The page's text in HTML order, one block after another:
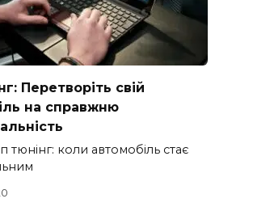
Перетворіть свій
на справжню
тюнінг: коли автомобіль стає